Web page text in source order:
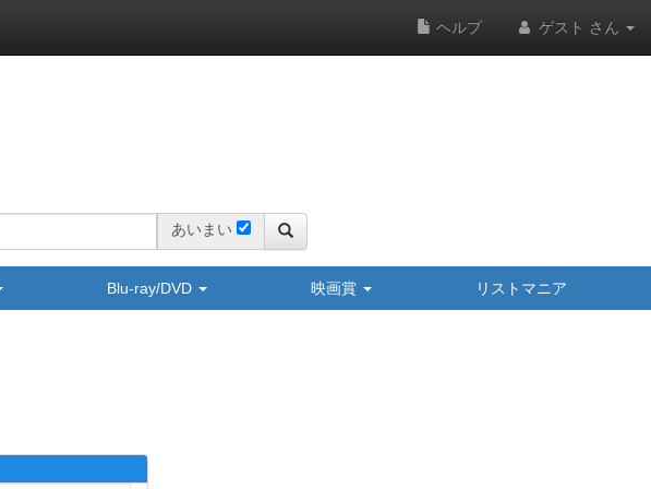
ヘルプ ゲスト さん
あいまい
Blu-ray/DVD 映画賞 リストマニア